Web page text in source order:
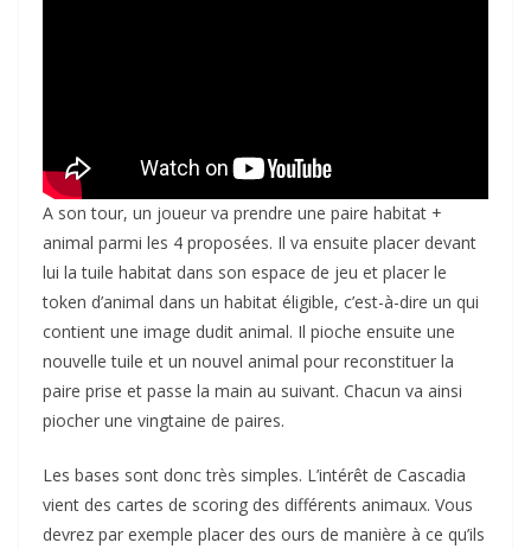
A son tour, un joueur va prendre une paire habitat +
animal parmi les 4 proposées. Il va ensuite placer devant
lui la tuile habitat dans son espace de jeu et placer le
token d’animal dans un habitat éligible, c’est-à-dire un qui
contient une image dudit animal. Il pioche ensuite une
nouvelle tuile et un nouvel animal pour reconstituer la
paire prise et passe la main au suivant. Chacun va ainsi
piocher une vingtaine de paires.
Les bases sont donc très simples. L’intérêt de Cascadia
vient des cartes de scoring des différents animaux. Vous
devrez par exemple placer des ours de manière à ce qu’ils